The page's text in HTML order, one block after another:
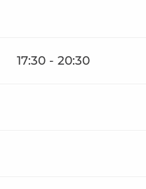
17:30 - 20:30